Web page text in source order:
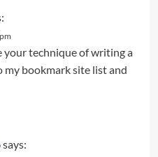
your technique of writing a
my bookmark site list and
says: